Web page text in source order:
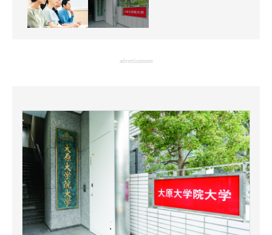
ITエンジニア向け専門サイト
モノづくり技術者専門サイト
エレクトロニクス専門サイト
電子設計の基本と応用
エネルギーの専門メディア
建設×テクノロジーの最前線
advertisement